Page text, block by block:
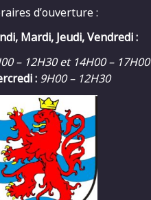
d’ouverture :
Mardi, Jeudi, Vendredi :
– 12H30 et 14H00 – 17H00
: 9H00 – 12H30